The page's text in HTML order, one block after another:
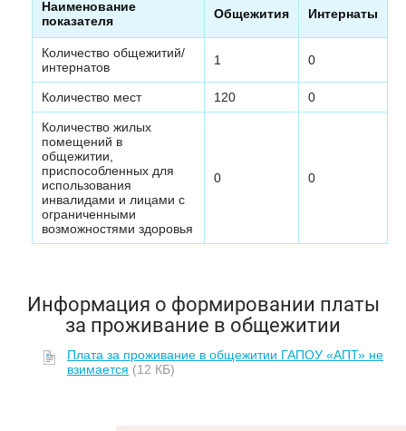
Наименование
показателя
Общежития Интернаты
Количество общежитий/
интернатов
1 0
Количество мест 120 0
Количество жилых
помещений в
общежитии,
приспособленных для
использования
инвалидами и лицами с
ограниченными
возможностями здоровья
0 0
Информация о формировании платы
за проживание в общежитии
Плата за проживание в общежитии ГАПОУ «АПТ» не
взимается (12 КБ)